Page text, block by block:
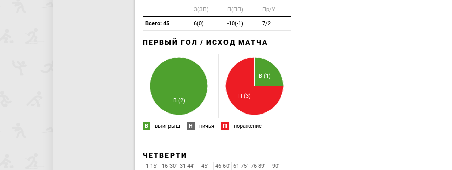
З(ЗП) П(ПП) Пр/У
Всего: 45 6(0) -10(-1) 7/2
ПЕРВЫЙ ГОЛ / ИСХОД МАТЧА
В (2)
В (1)
П (3)
В - выигрыш Н - ничья П - поражение
ЧЕТВЕРТИ
1-15' 16-30' 31-44' 45' 46-60' 61-75' 76-89' 90'